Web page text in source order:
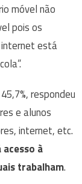
móvel não
pois os
está
respondeu
e alunos
internet, etc.
acesso à
trabalham.